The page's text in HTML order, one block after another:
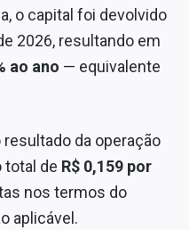
o capital foi devolvido
2026, resultando em
ao ano — equivalente
da operação
total de R$ 0,159 por
nos termos do
aplicável.